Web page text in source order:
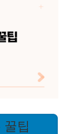
꿀팁